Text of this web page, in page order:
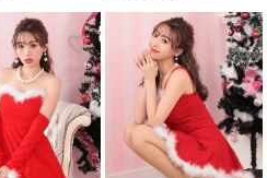
+リストアクセ+レッグウォー
マー](M～XL)